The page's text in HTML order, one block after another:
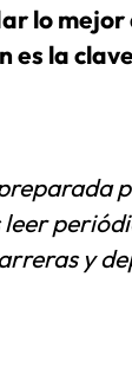
lo
es la
leer
y